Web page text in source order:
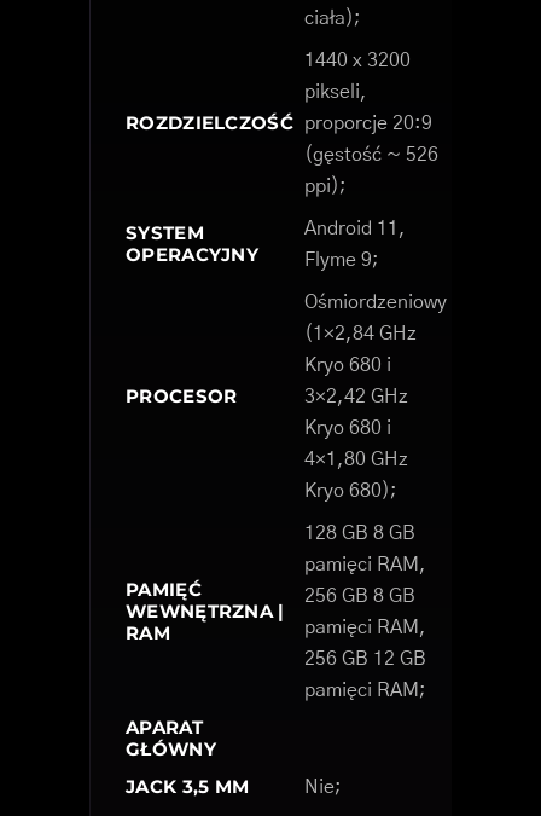
ciała);
ROZDZIELCZOŚĆ
1440 x 3200
pikseli,
proporcje 20:9
(gęstość ~ 526
ppi);
SYSTEM
OPERACYJNY
Android 11,
Flyme 9;
PROCESOR
Ośmiordzeniowy
(1×2,84 GHz
Kryo 680 i
3×2,42 GHz
Kryo 680 i
4×1,80 GHz
Kryo 680);
PAMIĘĆ
WEWNĘTRZNA |
RAM
128 GB 8 GB
pamięci RAM,
256 GB 8 GB
pamięci RAM,
256 GB 12 GB
pamięci RAM;
APARAT
GŁÓWNY
JACK 3,5 MM
Nie;